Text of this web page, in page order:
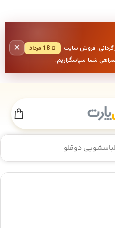
فروش سایت
تا 18 مرداد
شما سپاسگزاریم.
×
دوقلو